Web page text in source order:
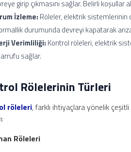
girip çıkmasını sağlar. Belirli
İzleme: Röleler, elektrik sistemlerinin
durumunda devreyi kapatarak
Verimliliği: Kontrol röleleri, elektrik
sağlar.
Rölelerinin Türleri
röleleri, farklı ihtiyaçlara yönelik
Röleleri